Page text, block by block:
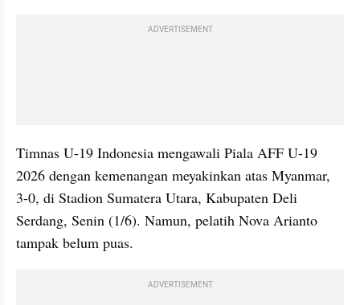
ADVERTISEMENT
Timnas U-19 Indonesia mengawali Piala AFF U-19
2026 dengan kemenangan meyakinkan atas Myanmar,
3-0, di Stadion Sumatera Utara, Kabupaten Deli
Serdang, Senin (1/6). Namun, pelatih Nova Arianto
tampak belum puas.
ADVERTISEMENT